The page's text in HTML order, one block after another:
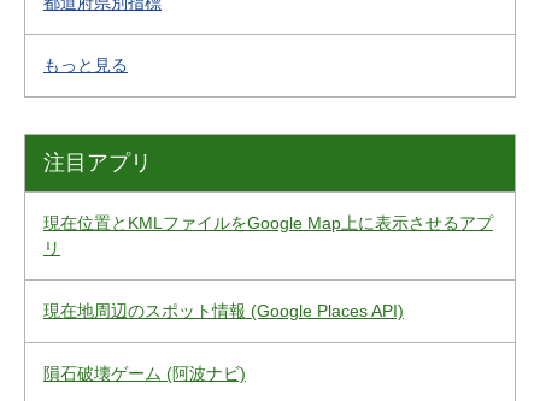
もっと見る
注目アプリ
現在位置とKMLファイルをGoogle Map上に表示させるアプ
リ
現在地周辺のスポット情報 (Google Places API)
隕石破壊ゲーム (阿波ナビ)